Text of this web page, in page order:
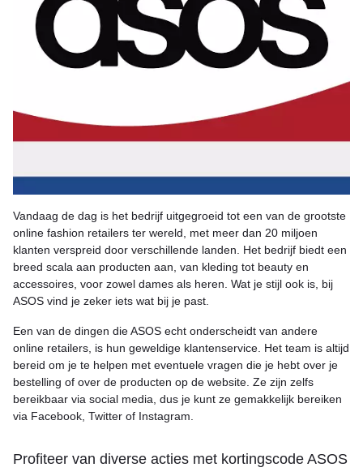
Vandaag de dag is het bedrijf uitgegroeid tot een van de grootste
online fashion retailers ter wereld, met meer dan 20 miljoen
klanten verspreid door verschillende landen. Het bedrijf biedt een
breed scala aan producten aan, van kleding tot beauty en
accessoires, voor zowel dames als heren. Wat je stijl ook is, bij
ASOS vind je zeker iets wat bij je past.
Een van de dingen die ASOS echt onderscheidt van andere
online retailers, is hun geweldige klantenservice. Het team is altijd
bereid om je te helpen met eventuele vragen die je hebt over je
bestelling of over de producten op de website. Ze zijn zelfs
bereikbaar via social media, dus je kunt ze gemakkelijk bereiken
via Facebook, Twitter of Instagram.
Profiteer van diverse acties met kortingscode ASOS